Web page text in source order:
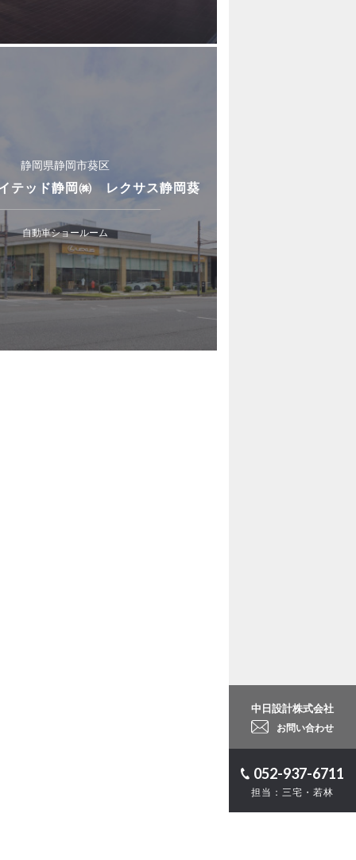
中日設計株式会社
お問い合わせ
052-937-6711
担当：三宅・若林
静岡県静岡市葵区
テッド静岡㈱ レクサス静岡葵
自動車ショールーム